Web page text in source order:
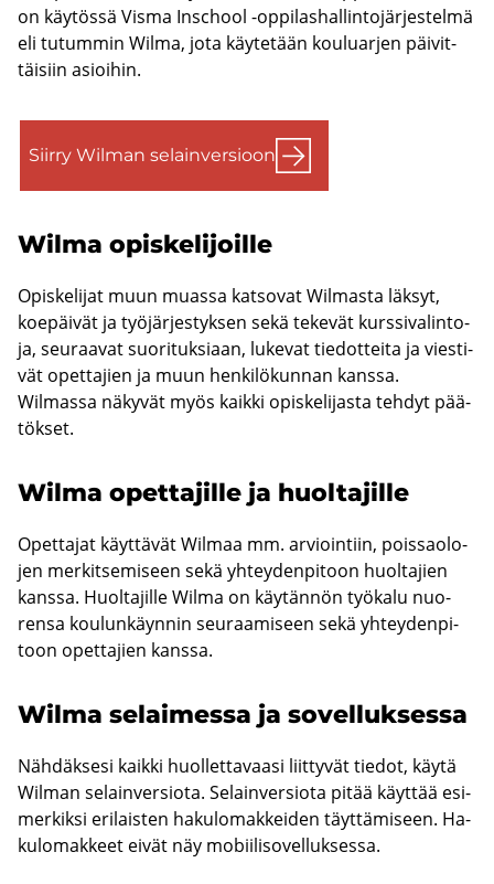
on käy­tös­sä Visma Inschool -​oppilashallintojärjestelmä
eli tu­tum­min Wilma, jota käy­te­tään kou­luar­jen päi­vit­
täi­siin asioi­hin.
Siir­ry Wilman se­lain­ver­sioon
Wilma opis­ke­li­joil­le
Opis­ke­li­jat muun muas­sa kat­so­vat Wilmasta läk­syt,
koe­päi­vät ja työ­jär­jes­tyk­sen sekä te­ke­vät kurs­si­va­lin­to­
ja, seu­raa­vat suo­ri­tuk­si­aan, lu­ke­vat tie­dot­tei­ta ja vies­ti­
vät opet­ta­jien ja muun hen­ki­lö­kun­nan kans­sa.
Wilmassa nä­ky­vät myös kaik­ki opis­ke­li­jas­ta teh­dyt pää­
tök­set.
Wilma opet­ta­jil­le ja huol­ta­jil­le
Opet­ta­jat käyt­tä­vät Wilmaa mm. ar­vioin­tiin, pois­sao­lo­
jen mer­kit­se­mi­seen sekä yh­tey­den­pi­toon huol­ta­jien
kans­sa. Huol­ta­jil­le Wilma on käy­tän­nön työ­ka­lu nuo­
ren­sa kou­lun­käyn­nin seu­raa­mi­seen sekä yh­tey­den­pi­
toon opet­ta­jien kans­sa.
Wilma se­lai­mes­sa ja so­vel­luk­ses­sa
Näh­däk­se­si kaik­ki huol­let­ta­vaa­si liit­ty­vät tie­dot, käytä
Wilman se­lain­ver­sio­ta. Se­lain­ver­sio­ta pitää käyt­tää esi­
mer­kik­si eri­lais­ten ha­ku­lo­mak­kei­den täyt­tä­mi­seen. Ha­
ku­lo­mak­keet eivät näy mo­bii­li­so­vel­luk­ses­sa.